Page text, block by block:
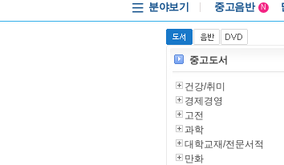
분야보기
중고음반
1천원부터
중고음반
N
중고도서
건강/취미
경제경영
고전
과학
대학교재/전문서적
만화